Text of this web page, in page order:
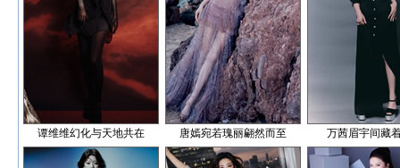
谭维维幻化与天地共在 唐嫣宛若瑰丽翩然而至 万茜眉宇间藏